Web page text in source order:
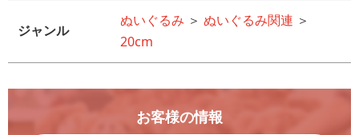
ジャンル
ぬいぐるみ ＞ ぬいぐるみ関連 ＞
20cm
お客様の情報